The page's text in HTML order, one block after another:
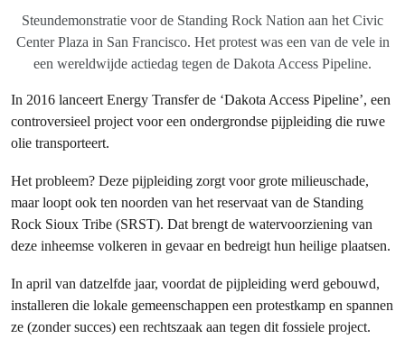
Steundemonstratie voor de Standing Rock Nation aan het Civic
Center Plaza in San Francisco. Het protest was een van de vele in
een wereldwijde actiedag tegen de Dakota Access Pipeline.
In 2016 lanceert Energy Transfer de ‘Dakota Access Pipeline’, een
controversieel project voor een ondergrondse pijpleiding die ruwe
olie transporteert.
Het probleem? Deze pijpleiding zorgt voor grote milieuschade,
maar loopt ook ten noorden van het reservaat van de Standing
Rock Sioux Tribe (SRST). Dat brengt de watervoorziening van
deze inheemse volkeren in gevaar en bedreigt hun heilige plaatsen.
In april van datzelfde jaar, voordat de pijpleiding werd gebouwd,
installeren die lokale gemeenschappen een protestkamp en spannen
ze (zonder succes) een rechtszaak aan tegen dit fossiele project.